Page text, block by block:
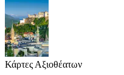
Κάρτες Αξιοθέατων